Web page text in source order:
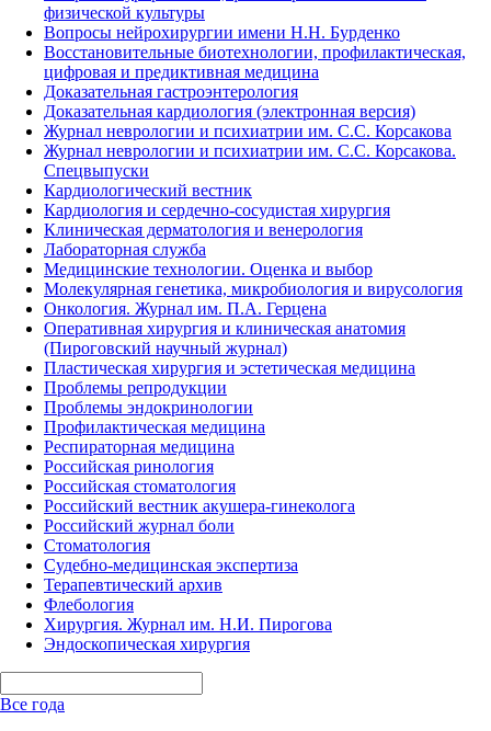
физической культуры
Вопросы нейрохирургии имени Н.Н. Бурденко
Восстановительные биотехнологии, профилактическая,
цифровая и предиктивная медицина
Доказательная гастроэнтерология
Доказательная кардиология (электронная версия)
Журнал неврологии и психиатрии им. С.С. Корсакова
Журнал неврологии и психиатрии им. С.С. Корсакова.
Спецвыпуски
Кардиологический вестник
Кардиология и сердечно-сосудистая хирургия
Клиническая дерматология и венерология
Лабораторная служба
Медицинские технологии. Оценка и выбор
Молекулярная генетика, микробиология и вирусология
Онкология. Журнал им. П.А. Герцена
Оперативная хирургия и клиническая анатомия
(Пироговский научный журнал)
Пластическая хирургия и эстетическая медицина
Проблемы репродукции
Проблемы эндокринологии
Профилактическая медицина
Респираторная медицина
Российская ринология
Российская стоматология
Российский вестник акушера-гинеколога
Российский журнал боли
Стоматология
Судебно-медицинская экспертиза
Терапевтический архив
Флебология
Хирургия. Журнал им. Н.И. Пирогова
Эндоскопическая хирургия
Все года